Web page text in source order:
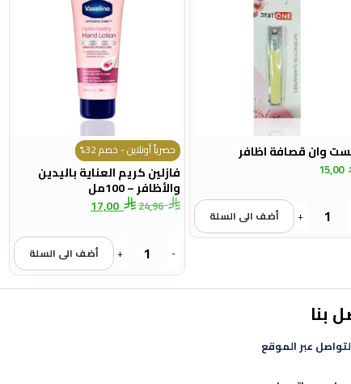
وان قصافة اظافر
15,00
+ أضف الى السلة
حصرياً أونلاين - خصم 32%
فازلين كريم العناية باليدين
والأظافر – 100مل
24,96
17,00
-
+ أضف الى السلة
بنا
عبر الموقع